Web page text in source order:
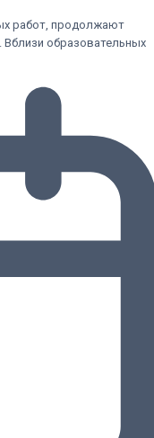
работ, продолжают
образовательных